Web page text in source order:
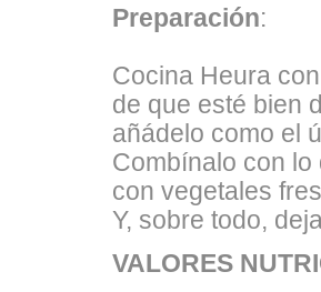
Preparación:
Cocina Heura
de que esté bien
añádelo como el
Combínalo con lo
con vegetales
Y, sobre todo,
VALORES